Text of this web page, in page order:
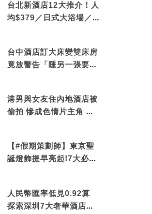
台北新酒店12大推介！人
均$379／日式大浴場／1
台中酒店訂大床變雙床房
竟放警告「睡另一張要加
港男與女友住內地酒店被
偷拍 慘成色情片主角 鏡
【#假期策劃師】東京聖
誕燈飾提早亮起!7大必去
人民幣匯率低見0.92算
探索深圳7大奢華酒店體